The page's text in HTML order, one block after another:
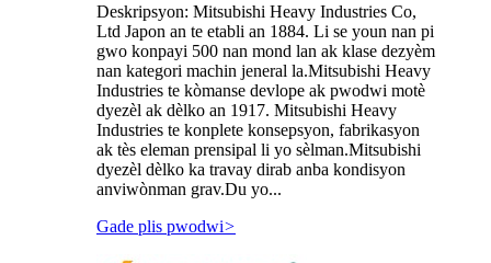
Deskripsyon: Mitsubishi Heavy Industries Co,
Ltd Japon an te etabli an 1884. Li se youn nan pi
gwo konpayi 500 nan mond lan ak klase dezyèm
nan kategori machin jeneral la.Mitsubishi Heavy
Industries te kòmanse devlope ak pwodwi motè
dyezèl ak dèlko an 1917. Mitsubishi Heavy
Industries te konplete konsepsyon, fabrikasyon
ak tès eleman prensipal li yo sèlman.Mitsubishi
dyezèl dèlko ka travay dirab anba kondisyon
anviwònman grav.Du yo...
Gade plis pwodwi>